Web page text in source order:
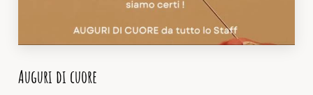
Auguri di cuore